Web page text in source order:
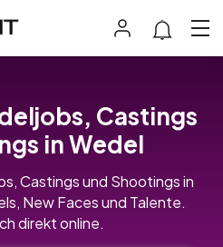
Castings
in Wedel
Castings und Shootings in
New Faces und Talente.
direkt online.